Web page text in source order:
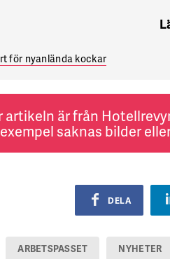
för nyanlända kockar
artikeln är från
exempel saknas bilder
DELA
ARBETSPASSET NYHETER